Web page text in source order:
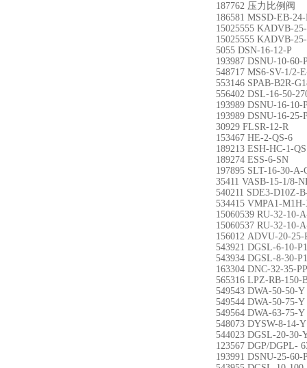
187762 压力比例阀
186581 MSSD-EB-
15025555 KADVB-
15025555 KADVB-
5055 DSN-16-12-P
193987 DSNU-10-60-
548717 MS6-SV-1/2-
553146 SPAB-B2R-
556402 DSL-16-50-
193989 DSNU-16-10-
193989 DSNU-16-25-
30929 FLSR-12-R
153467 HE-2-QS-6
189213 ESH-HC-1-QS
189274 ESS-6-SN
197895 SLT-16-30-A-
35411 VASB-15-1/8-
540211 SDE3-D10Z-
534415 VMPA1-
15060539 RU-32-10-
15060537 RU-32-10-
156012 ADVU-20-25-
543921 DGSL-6-10-
543934 DGSL-8-30-
163304 DNC-32-35-
565316 LPZ-RB-150-
549543 DWA-50-50-Y
549544 DWA-50-75-Y
549564 DWA-63-75-Y
548073 DYSW-8-14-
544023 DGSL-20-30-
123567 DGP/DGPL-
193991 DSNU-25-60-